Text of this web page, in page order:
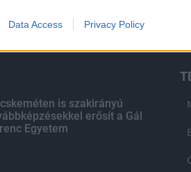
prevention, and other user protection.
Data Access Privacy Policy
is szakirányú
erősít a Gál
Egyetem